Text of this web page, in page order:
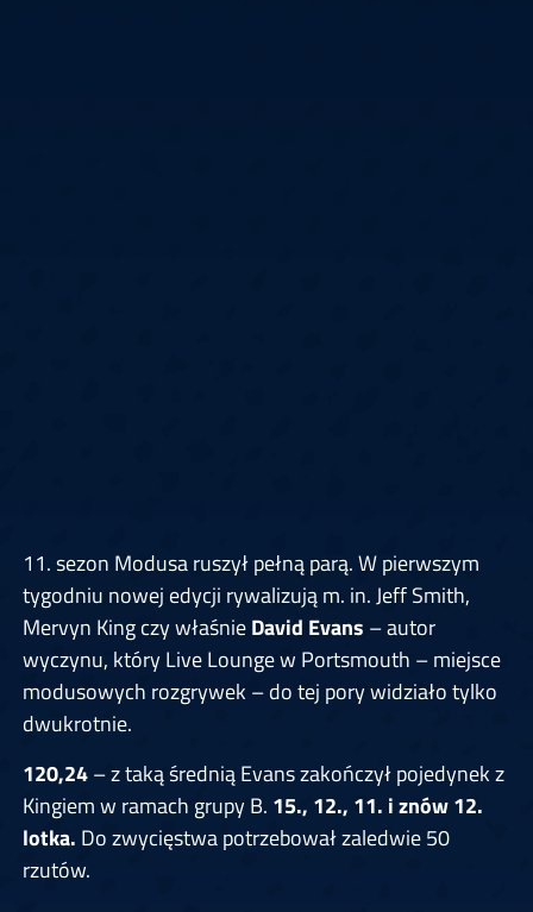
11. sezon Modusa ruszył pełną parą. W pierwszym
tygodniu nowej edycji rywalizują m. in. Jeff Smith,
Mervyn King czy właśnieDavid Evans – autor
wyczynu, który Live Lounge w Portsmouth – miejsce
modusowych rozgrywek – do tej pory widziało tylko
dwukrotnie.
120,24– z taką średnią Evans zakończył pojedynek z
Kingiem w ramach grupy B. 15., 12., 11. i znów 12.
lotka. Do zwycięstwa potrzebował zaledwie 50
rzutów.